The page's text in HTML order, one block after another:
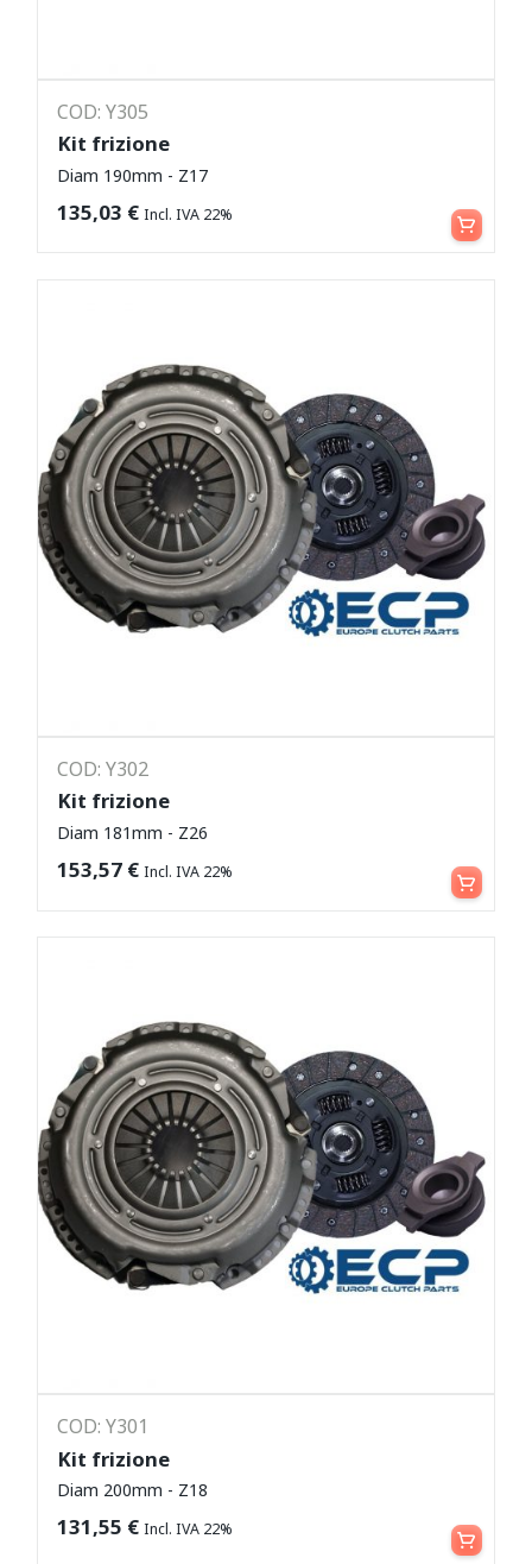
COD: Y305
Kit frizione
Diam 190mm - Z17
135,03 € Incl. IVA 22% Leggi tutto
COD: Y302
Kit frizione
Diam 181mm - Z26
153,57 € Incl. IVA 22% Leggi tutto
COD: Y301
Kit frizione
Diam 200mm - Z18
131,55 € Incl. IVA 22% Leggi tutto